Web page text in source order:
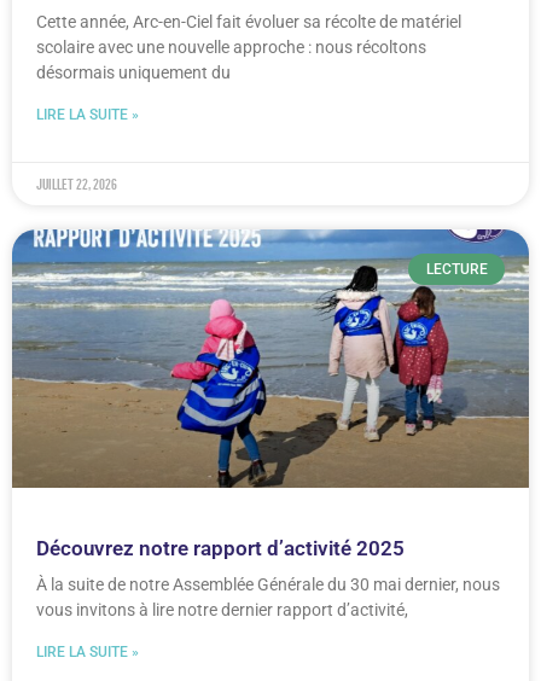
Cette année, Arc-en-Ciel fait évoluer sa récolte de matériel
scolaire avec une nouvelle approche : nous récoltons
désormais uniquement du
LIRE LA SUITE »
juillet 22, 2026
LECTURE
Découvrez notre rapport d’activité 2025
À la suite de notre Assemblée Générale du 30 mai dernier, nous
vous invitons à lire notre dernier rapport d’activité,
LIRE LA SUITE »